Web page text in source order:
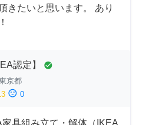
きたいと思います。 あり
認定】 check_circle
京都
sentiment_dissatisfied 0